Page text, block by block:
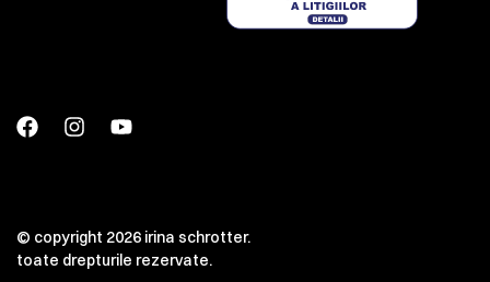
© copyright 2026 irina schrotter.
toate drepturile rezervate.